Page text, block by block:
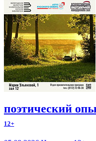
поэтический
12+